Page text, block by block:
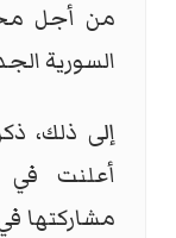
من أجل
السورية
إلى ذلك،
أعلنت في
مشاركتها